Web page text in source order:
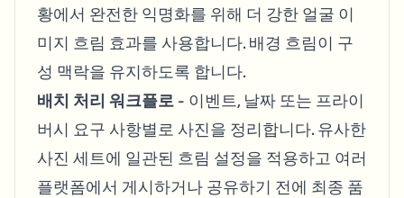
황에서 완전한 익명화를 위해 더 강한 얼굴 이
미지 흐림 효과를 사용합니다. 배경 흐림이 구
성 맥락을 유지하도록 합니다.
배치 처리 워크플로 - 이벤트, 날짜 또는 프라이
버시 요구 사항별로 사진을 정리합니다. 유사한
사진 세트에 일관된 흐림 설정을 적용하고 여러
플랫폼에서 게시하거나 공유하기 전에 최종 품